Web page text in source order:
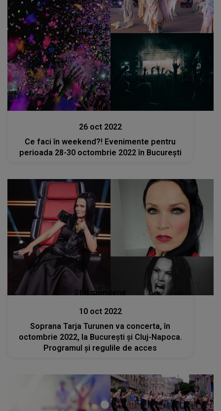
Stiri
26 oct 2022
Ce faci în weekend?! Evenimente pentru
perioada 28-30 octombrie 2022 în București
Stiri mondene
10 oct 2022
Soprana Tarja Turunen va concerta, în
octombrie 2022, la Bucureşti şi Cluj-Napoca.
Programul și regulile de acces